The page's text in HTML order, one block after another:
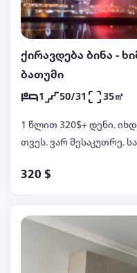
ქირავდება ბინა -
ბათუმი
1 50/31 35㎡
1 წლით 320$+ დენი. იხდით პირველ და ბოლო
თვეს. ვარ მესაკუთრე.
მაცივარი. სარეცხის მანკანა. არ დარეკოთ
320 $